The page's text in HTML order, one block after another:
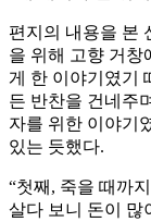
편지의 내용을 본
을 위해 고향 거창
게 한 이야기였기
든 반찬을 건네주
자를 위한 이야기
있는 듯했다.
“첫째, 죽을 때까
살다 보니 돈이 많